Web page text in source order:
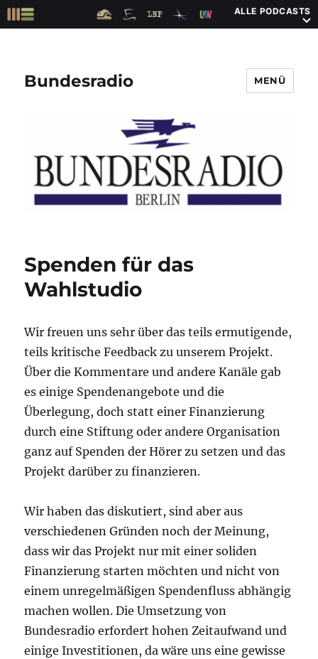
ALLE PODCASTS
Bundesradio MENÜ
Spenden für das
Wahlstudio
Wir freuen uns sehr über das teils ermutigende,
teils kritische Feedback zu unserem Projekt.
Über die Kommentare und andere Kanäle gab
es einige Spendenangebote und die
Überlegung, doch statt einer Finanzierung
durch eine Stiftung oder andere Organisation
ganz auf Spenden der Hörer zu setzen und das
Projekt darüber zu finanzieren.
Wir haben das diskutiert, sind aber aus
verschiedenen Gründen noch der Meinung,
dass wir das Projekt nur mit einer soliden
Finanzierung starten möchten und nicht von
einem unregelmäßigen Spendenfluss abhängig
machen wollen. Die Umsetzung von
Bundesradio erfordert hohen Zeitaufwand und
einige Investitionen, da wäre uns eine gewisse